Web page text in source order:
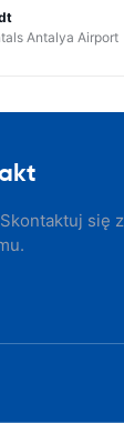
Antalya Airport
się